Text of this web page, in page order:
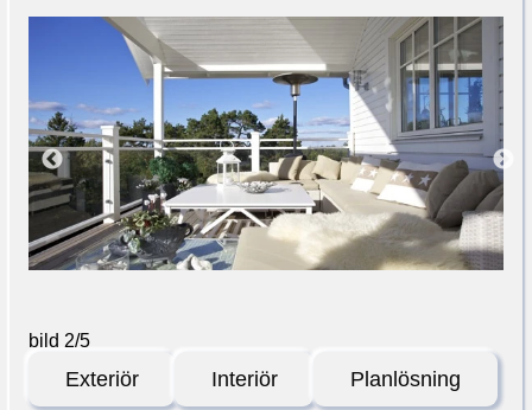
bild 2/5
Exteriör Interiör Planlösning